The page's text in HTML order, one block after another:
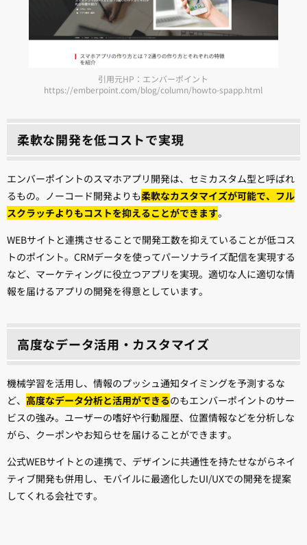
引用元HP：エンバーポイント
https://emberpoint.com/blog/column/howto-spapp.html
柔軟な開発を低コストで実現
エンバーポイントのスマホアプリ開発は、セミカスタム型と呼ばれ
るもの。ノーコード開発よりも柔軟なカスタマイズが可能で、フル
スクラッチよりもコストを抑えることができます。
WEBサイトと連携させることで開発工数を抑えていることが低コス
トのポイント。CRMデータを使ってパーソナライズ配信を実現する
など、マーケティングに役立つアプリを実現。適切な人に適切な情
報を届けるアプリの開発を得意としています。
高度なデータ活用・カスタマイズ
機械学習を活用し、情報のプッシュ通知タイミングを予測するな
ど、 高度なデータ分析と活用ができるのもエンバーポイントのサー
ビスの強み。ユーザーの嗜好や行動履歴、位置情報などを分析しな
がら、クーポンやお知らせを届けることができます。
公式WEBサイトとの連携で、デザインに共通性を持たせながらネイ
ティブ開発も併用し、モバイルに最適化したUI/UXでの開発を提案
してくれる会社です。